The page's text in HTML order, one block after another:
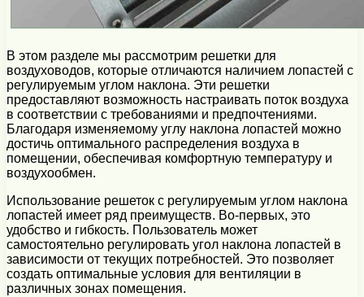
В этом разделе мы рассмотрим решетки для
воздуховодов, которые отличаются наличием лопастей с
регулируемым углом наклона. Эти решетки
предоставляют возможность настраивать поток воздуха
в соответствии с требованиями и предпочтениями.
Благодаря изменяемому углу наклона лопастей можно
достичь оптимального распределения воздуха в
помещении, обеспечивая комфортную температуру и
воздухообмен.
Использование решеток с регулируемым углом наклона
лопастей имеет ряд преимуществ. Во-первых, это
удобство и гибкость. Пользователь может
самостоятельно регулировать угол наклона лопастей в
зависимости от текущих потребностей. Это позволяет
создать оптимальные условия для вентиляции в
различных зонах помещения.